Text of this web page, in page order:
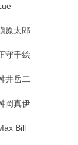
原太郎
守千絵
井岳二
岡真伊
Bill